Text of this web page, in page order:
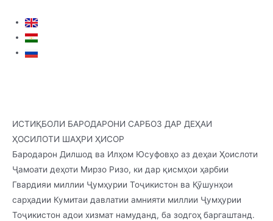
ИСТИҚБОЛИ БАРОДАРОНИ САРБОЗ ДАР ДЕҲАИ
ҲОСИЛОТИ ШАҲРИ ҲИСОР
Бародарон Дилшод ва Илҳом Юсуфовҳо аз деҳаи Ҳоислоти
Ҷамоати деҳоти Мирзо Ризо, ки дар қисмҳои ҳарбии
Гвардияи миллии Ҷумҳурии Тоҷикистон ва Қӯшунҳои
сарҳадии Кумитаи давлатии амнияти миллии Ҷумҳурии
Тоҷикистон адои хизмат намуданд, ба зодгоҳ баргаштанд.